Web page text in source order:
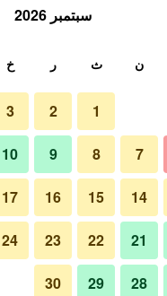
ردهة
صور لـ هوتل سولي، أوتوجراف
سبتمبر 2026
ن ث ر خ
1
2
3
7
8
9
10
14
15
16
17
21
22
23
24
28
29
30